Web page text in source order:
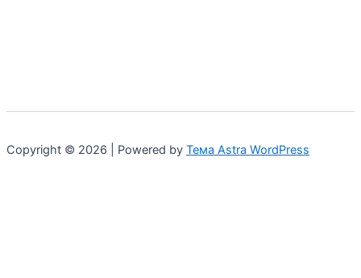
Copyright © 2026 | Powered by Тема Astra WordPress